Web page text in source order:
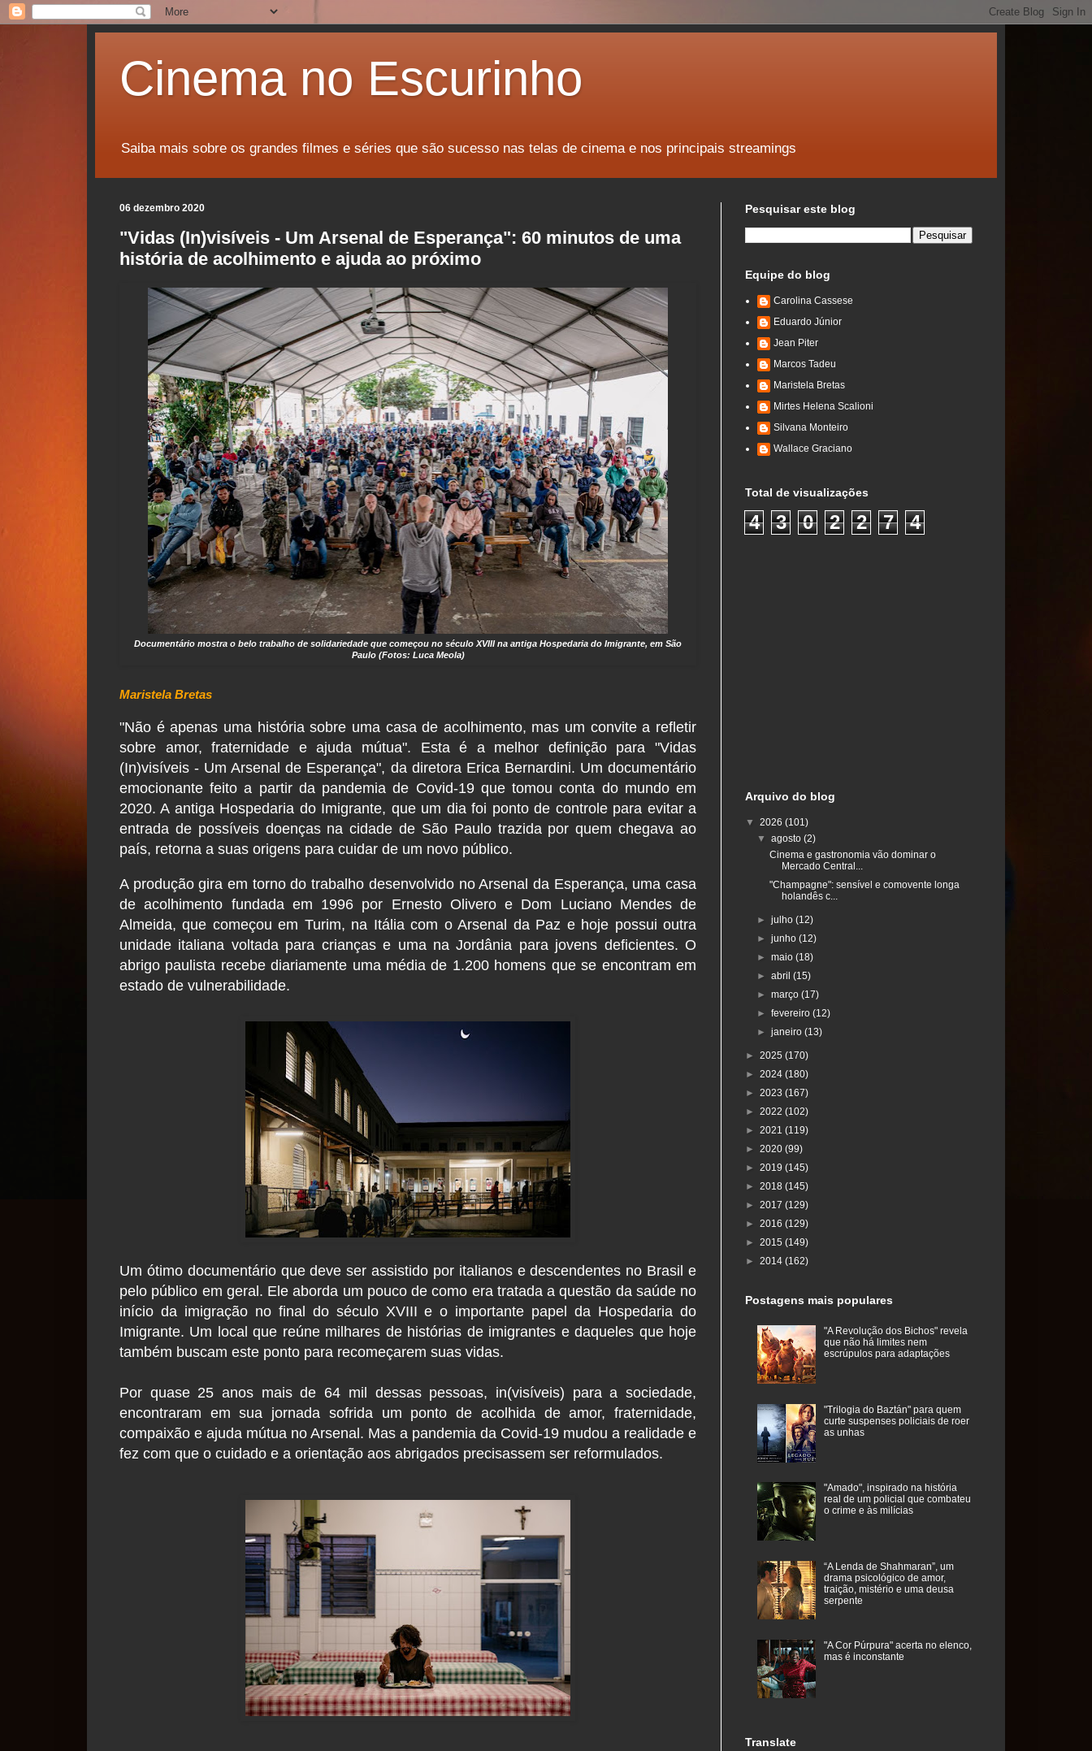
Cinema no Escurinho
Saiba mais sobre os grandes filmes e séries que são sucesso nas telas de cinema e nos principais streamings
06 dezembro 2020
"Vidas (In)visíveis - Um Arsenal de Esperança": 60 minutos de uma
história de acolhimento e ajuda ao próximo
Documentário mostra o belo trabalho de solidariedade que começou no século XVIII na antiga Hospedaria do Imigrante, em São
Paulo (Fotos: Luca Meola)
Maristela Bretas
"Não é apenas uma história sobre uma casa de acolhimento, mas um convite a refletir
sobre amor, fraternidade e ajuda mútua". Esta é a melhor definição para "Vidas
(In)visíveis - Um Arsenal de Esperança", da diretora Erica Bernardini. Um documentário
emocionante feito a partir da pandemia de Covid-19 que tomou conta do mundo em
2020. A antiga Hospedaria do Imigrante, que um dia foi ponto de controle para evitar a
entrada de possíveis doenças na cidade de São Paulo trazida por quem chegava ao
país, retorna a suas origens para cuidar de um novo público.
A produção gira em torno do trabalho desenvolvido no Arsenal da Esperança, uma casa
de acolhimento fundada em 1996 por Ernesto Olivero e Dom Luciano Mendes de
Almeida, que começou em Turim, na Itália com o Arsenal da Paz e hoje possui outra
unidade italiana voltada para crianças e uma na Jordânia para jovens deficientes. O
abrigo paulista recebe diariamente uma média de 1.200 homens que se encontram em
estado de vulnerabilidade.
Um ótimo documentário que deve ser assistido por italianos e descendentes no Brasil e
pelo público em geral. Ele aborda um pouco de como era tratada a questão da saúde no
início da imigração no final do século XVIII e o importante papel da Hospedaria do
Imigrante. Um local que reúne milhares de histórias de imigrantes e daqueles que hoje
também buscam este ponto para recomeçarem suas vidas.
Por quase 25 anos mais de 64 mil dessas pessoas, in(visíveis) para a sociedade,
encontraram em sua jornada sofrida um ponto de acolhida de amor, fraternidade,
compaixão e ajuda mútua no Arsenal. Mas a pandemia da Covid-19 mudou a realidade e
fez com que o cuidado e a orientação aos abrigados precisassem ser reformulados.
Pesquisar este blog
Equipe do blog
Carolina Cassese
Eduardo Júnior
Jean Piter
Marcos Tadeu
Maristela Bretas
Mirtes Helena Scalioni
Silvana Monteiro
Wallace Graciano
Total de visualizações
4 3 0 2 2 7 4
Arquivo do blog
▼ 2026 (101)
▼agosto(2)
Cinema e gastronomia vão dominar o
Mercado Central...
"Champagne": sensível e comovente longa
holandês c...
►julho(12)
►junho(12)
►maio(18)
►abril(15)
►março(17)
►fevereiro(12)
►janeiro(13)
► 2025 (170)
► 2024 (180)
► 2023 (167)
► 2022 (102)
► 2021 (119)
► 2020 (99)
► 2019 (145)
► 2018 (145)
► 2017 (129)
► 2016 (129)
► 2015 (149)
► 2014 (162)
Postagens mais populares
"A Revolução dos Bichos" revela
que não há limites nem
escrúpulos para adaptações
"Trilogia do Baztán" para quem
curte suspenses policiais de roer
as unhas
"Amado", inspirado na história
real de um policial que combateu
o crime e às milícias
“A Lenda de Shahmaran”, um
drama psicológico de amor,
traição, mistério e uma deusa
serpente
"A Cor Púrpura" acerta no elenco,
mas é inconstante
Translate